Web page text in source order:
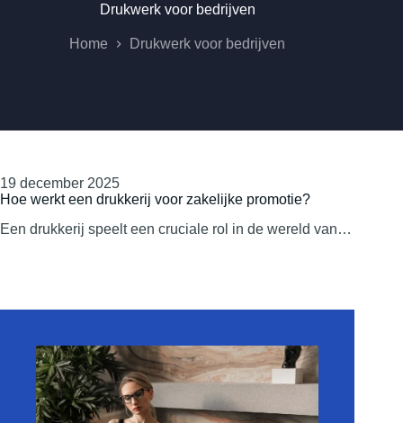
Drukwerk voor bedrijven
Home Drukwerk voor bedrijven
19 december 2025
Hoe werkt een drukkerij voor zakelijke promotie?
Een drukkerij speelt een cruciale rol in de wereld van…